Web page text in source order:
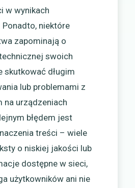
w wynikach
niektóre
zapominają o
swoich
skutkować długim
lub problemami z
na urządzeniach
błędem jest
treści – wiele
o niskiej jakości lub
dostępne w sieci,
użytkowników ani nie